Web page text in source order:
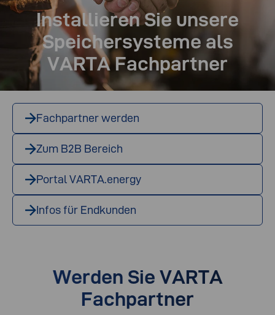
Installieren Sie unsere
Speicher­systeme als
VARTA Fachpartner
Fachpartner werden
Zum B2B Bereich
Portal VARTA.energy
Infos für Endkunden
Werden Sie VARTA
Fachpartner